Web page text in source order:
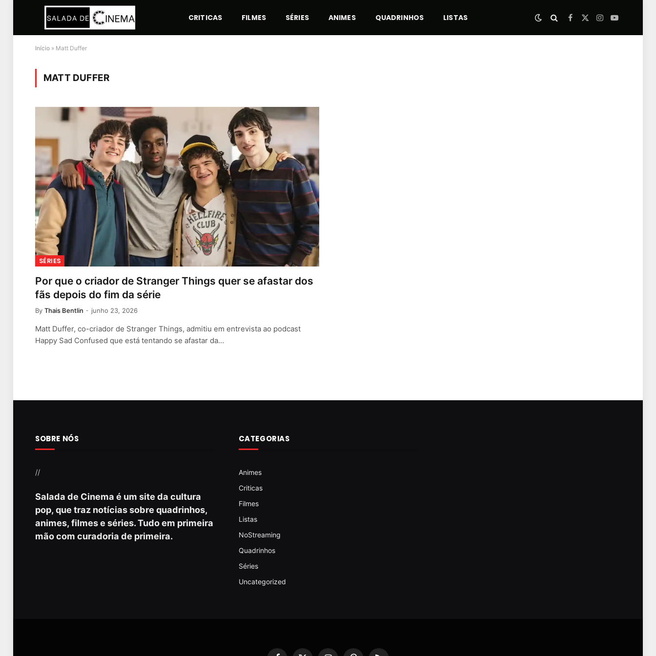
CRITICAS FILMES SÉRIES ANIMES QUADRINHOS LISTAS Facebook
X
Instagram
YouTube
Início » Matt Duffer
MATT DUFFER
SÉRIES
Por que o criador de Stranger Things quer se afastar dos
fãs depois do fim da série
By Thais Bentlin junho 23, 2026
Matt Duffer, co-criador de Stranger Things, admitiu em entrevista ao podcast
Happy Sad Confused que está tentando se afastar da…
SOBRE NÓS
//
Salada de Cinema é um site da cultura
pop, que traz notícias sobre quadrinhos,
animes, filmes e séries. Tudo em primeira
mão com curadoria de primeira.
CATEGORIAS
Animes
Criticas
Filmes
Listas
NoStreaming
Quadrinhos
Séries
Uncategorized